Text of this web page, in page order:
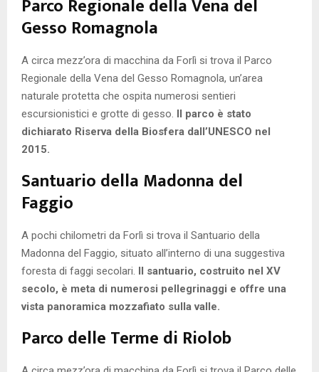
Parco Regionale della Vena del
Gesso Romagnola
A circa mezz’ora di macchina da Forlì si trova il Parco
Regionale della Vena del Gesso Romagnola, un’area
naturale protetta che ospita numerosi sentieri
escursionistici e grotte di gesso. Il parco è stato
dichiarato Riserva della Biosfera dall’UNESCO nel
2015.
Santuario della Madonna del
Faggio
A pochi chilometri da Forlì si trova il Santuario della
Madonna del Faggio, situato all’interno di una suggestiva
foresta di faggi secolari.
Il santuario, costruito nel XV
secolo, è meta di numerosi pellegrinaggi e offre una
vista panoramica mozzafiato sulla valle.
Parco delle Terme di Riolob